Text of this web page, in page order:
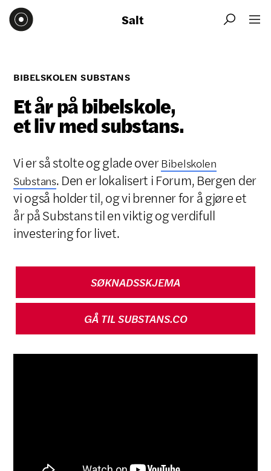
Salt  
BIBELSKOLEN SUBSTANS
Et år på bibelskole,
et liv med substans.
Vi er så stolte og glade over Bibelskolen
Substans. Den er lokalisert i Forum, Bergen der
vi også holder til, og vi brenner for å gjøre et
år på Substans til en viktig og verdifull
investering for livet.
SØKNADSSKJEMA
GÅ TIL SUBSTANS.CO